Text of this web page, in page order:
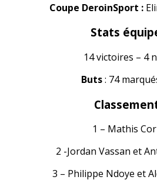
Coupe DeroinSport :
Stats
14 victoires – 4
Buts: 74
1 – Mathis
2 -Jordan Vassan et
3 – Philippe Ndoye et